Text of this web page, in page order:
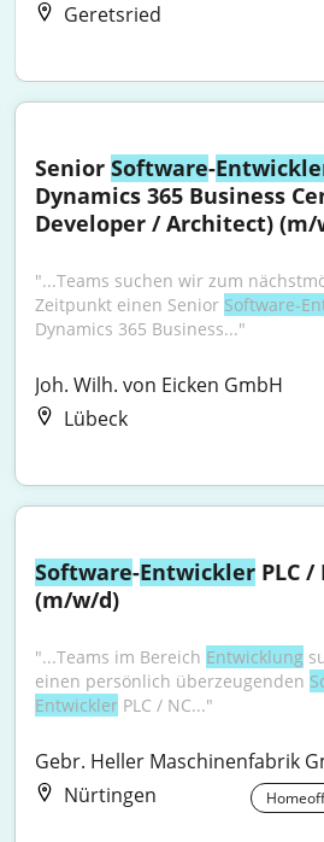
Geretsried
Senior Software-
Dynamics 365 Business
Developer / Architect) (m/
"...Teams suchen wir zum
Zeitpunkt einen Senior Software-
Dynamics 365 Business..."
Joh. Wilh. von Eicken GmbH
Lübeck
Software-Entwickler PLC /
(m/w/d)
"...Teams im Bereich Entwicklung
einen persönlich überzeugenden
Entwickler PLC / NC..."
Gebr. Heller Maschinenfabrik
Nürtingen